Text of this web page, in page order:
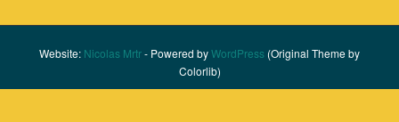
Website: Nicolas Mrtr- Powered byWordPress (Original Theme by
Colorlib)